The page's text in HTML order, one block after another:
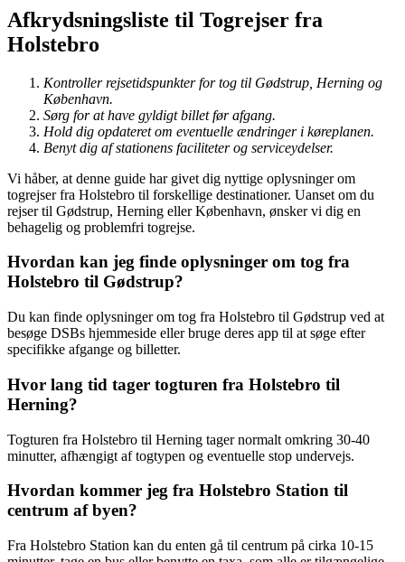
Afkrydsningsliste til Togrejser fra
Holstebro
Kontroller rejsetidspunkter for tog til Gødstrup, Herning og
København.
Sørg for at have gyldigt billet før afgang.
Hold dig opdateret om eventuelle ændringer i køreplanen.
Benyt dig af stationens faciliteter og serviceydelser.
Vi håber, at denne guide har givet dig nyttige oplysninger om
togrejser fra Holstebro til forskellige destinationer. Uanset om du
rejser til Gødstrup, Herning eller København, ønsker vi dig en
behagelig og problemfri togrejse.
Hvordan kan jeg finde oplysninger om tog fra
Holstebro til Gødstrup?
Du kan finde oplysninger om tog fra Holstebro til Gødstrup ved at
besøge DSBs hjemmeside eller bruge deres app til at søge efter
specifikke afgange og billetter.
Hvor lang tid tager togturen fra Holstebro til
Herning?
Togturen fra Holstebro til Herning tager normalt omkring 30-40
minutter, afhængigt af togtypen og eventuelle stop undervejs.
Hvordan kommer jeg fra Holstebro Station til
centrum af byen?
Fra Holstebro Station kan du enten gå til centrum på cirka 10-15